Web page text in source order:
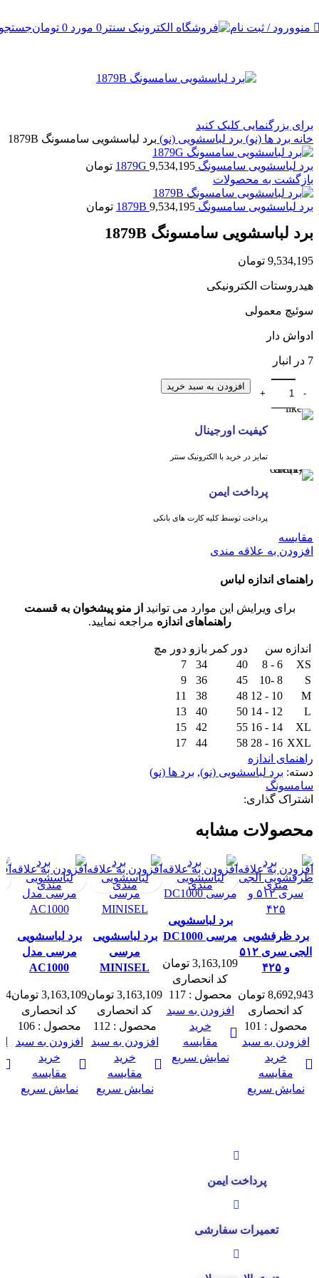
منوورود / ثبت نام 0 مورد 0 تومان
برای بزرگنمایی کلیک کنید
خانه برد ها (نو) برد لباسشویی (نو) برد لباسشویی سامسونگ 1879B
برد لباسشویی سامسونگ 1879G 9,534,195
تومان
بازگشت به محصولات
برد لباسشویی سامسونگ 1879B 9,534,195 تومان
برد لباسشویی سامسونگ 1879B
9,534,195 تومان
هیدروستات الکترونیکی
سوئیچ معمولی
ادواش دار
7 در انبار
برد لباسشویی سامسونگ 1879B عددافزودن به سبد خرید
کیفیت اورجینال
تمایز در خرید با الکترونیک سنتر
پرداخت ایمن
پرداخت توسط کلیه کارت های بانکی
مقايسه
افزودن به علاقه مندی
راهنمای اندازه لباس
برای ویرایش این موارد می توانید از منو پیشخوان به قسمت
راهنماهای اندازه مراجعه نمایید.
اندازه سن دور کمر بازو دور مچ
XS
6 - 8
40
34
7
S
8 -10
45
36
9
M
10 - 12
48
38
11
L
12 - 14
50
40
13
XL
14 - 16
55
42
15
XXL
16 - 28
58
44
17
راهنمای اندازه
دسته: برد لباسشویی (نو), برد ها (نو)
سامسونگ
اشتراک گذاری:
محصولات مشابه
افزودن به علاقه
مندی
برد ظرفشویی
الجی سری ۵۱۲
و ۴۲۵
8,692,943 تومان
کد انحصاری
محصول : 101
افزودن به سبد
خرید
مقايسه
نمایش سریع
افزودن به علاقه
مندی
برد لباسشویی
مرسی DC1000
3,163,109 تومان
کد انحصاری
محصول :117
افزودن به سبد
خرید
مقايسه
نمایش سریع
افزودن به علاقه
مندی
برد لباسشویی
مرسی
MINISEL
3,163,109 تومان
کد انحصاری
محصول : 112
افزودن به سبد
خرید
مقايسه
نمایش سریع
افزودن به علاقه
مندی
برد لباسشویی
مرسی مدل
AC1000
3,163,109 تومان
کد انحصاری
محصول :106
افزودن به سبد
خرید
مقايسه
نمایش سریع
پرداخت ایمن
تعمیرات سفارشی